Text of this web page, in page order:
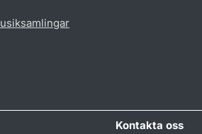
Kontakta oss